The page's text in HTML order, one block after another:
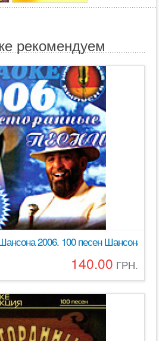
рекомендуем
2006. 100 песен Шансона
140.00 ГРН.